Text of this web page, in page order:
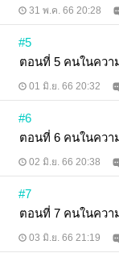
31 พ.ค. 66 20:28
#5
ตอนที่ 5 คนใน
01 มิ.ย. 66 20:32
#6
ตอนที่ 6 คนใน
02 มิ.ย. 66 20:38
#7
ตอนที่ 7 คนใน
03 มิ.ย. 66 21:19